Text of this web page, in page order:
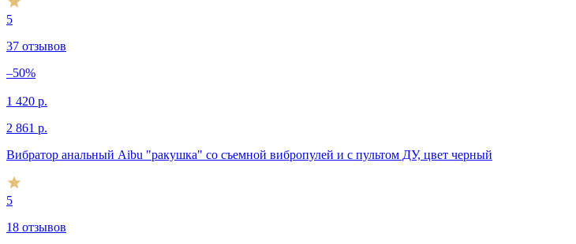
5
37 отзывов
–50%
1 420 р.
2 861 р.
Вибратор анальный Aibu "ракушка" со съемной вибропулей и с пультом ДУ, цвет черный
5
18 отзывов